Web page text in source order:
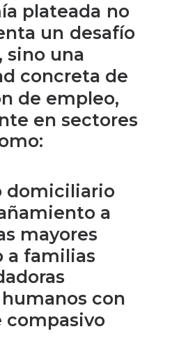
plateada no
un desafío
sino una
concreta de
de empleo,
en sectores
domiciliario
a
mayores
a familias
humanos con
compasivo